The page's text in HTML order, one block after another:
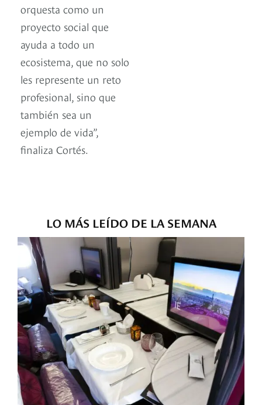
orquesta como un
proyecto social que
ayuda a todo un
ecosistema, que no solo
les represente un reto
profesional, sino que
también sea un
ejemplo de vida”,
finaliza Cortés.
LO MÁS LEÍDO DE LA SEMANA